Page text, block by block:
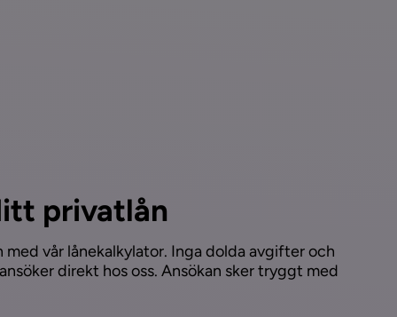
privatlån
med vår lånekalkylator. Inga dolda avgifter och
direkt hos oss. Ansökan sker tryggt med